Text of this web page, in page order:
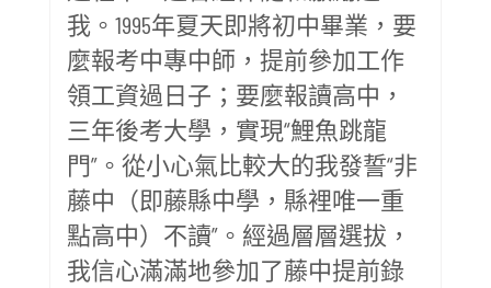
我。1995年夏天即將初中畢業，要
麼報考中專中師，提前參加工作
領工資過日子；要麼報讀高中，
三年後考大學，實現“鯉魚跳龍
門”。從小心氣比較大的我發誓“非
藤中（即藤縣中學，縣裡唯一重
點高中）不讀”。經過層層選拔，
我信心滿滿地參加了藤中提前錄